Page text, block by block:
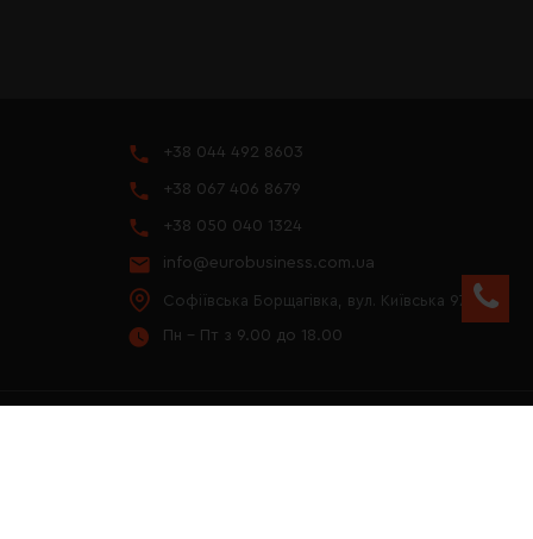
+38 044 492 8603
+38 067 406 8679
+38 050 040 1324
info@eurobusiness.com.ua
Софіївська Борщагівка, вул. Київська 97
Пн - Пт з 9.00 до 18.00